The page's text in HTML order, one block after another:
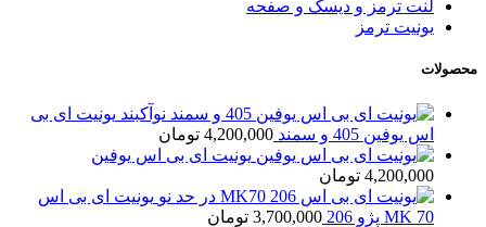
لنت ترمز و دیسک و صفحه
یونیت ترمز
محصولات
یونیت ای بی
اس یوفین 405 و سمند
4,200,000 تومان
یونیت ای بی اس یوفین
4,200,000 تومان
یونیت ای بی اس
MK 70 پژو 206
3,700,000 تومان